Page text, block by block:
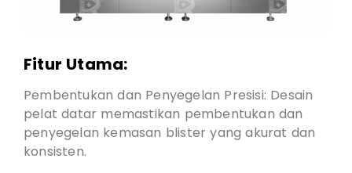
Fitur Utama:
Pembentukan dan Penyegelan Presisi: Desain
pelat datar memastikan pembentukan dan
penyegelan kemasan blister yang akurat dan
konsisten.